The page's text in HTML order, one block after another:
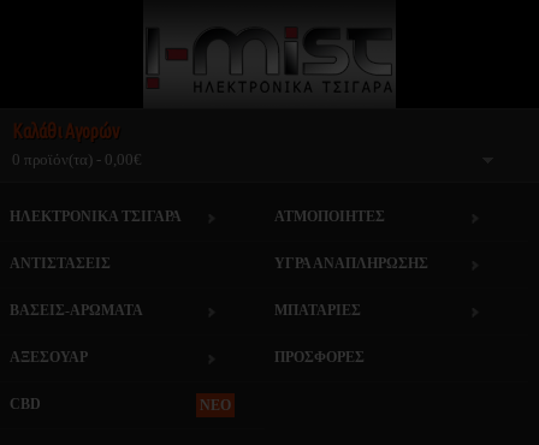
Καλάθι Αγορών
0 προϊόν(τα) - 0,00€
ΗΛΕΚΤΡΟΝΙΚΑ ΤΣΙΓΑΡΑ ΑΤΜΟΠΟΙΗΤΕΣ
ΑΝΤΙΣΤΑΣΕΙΣ ΥΓΡΑ ΑΝΑΠΛΗΡΩΣΗΣ
ΒΑΣΕΙΣ-ΑΡΩΜΑΤΑ ΜΠΑΤΑΡΙΕΣ
ΑΞΕΣΟΥΑΡ ΠΡΟΣΦΟΡΕΣ
NEO
CBD